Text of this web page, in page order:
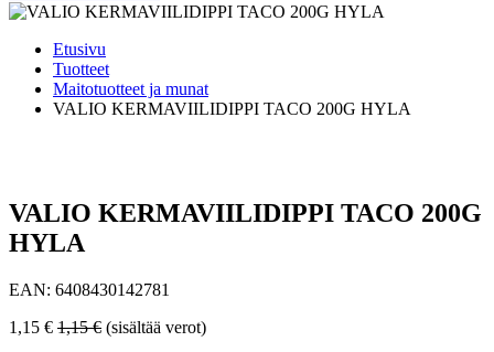
Etusivu
Tuotteet
Maitotuotteet ja munat
VALIO KERMAVIILIDIPPI TACO 200G HYLA
VALIO KERMAVIILIDIPPI TACO 200G
HYLA
EAN: 6408430142781
1,15 € 1,15€ (sisältää verot)